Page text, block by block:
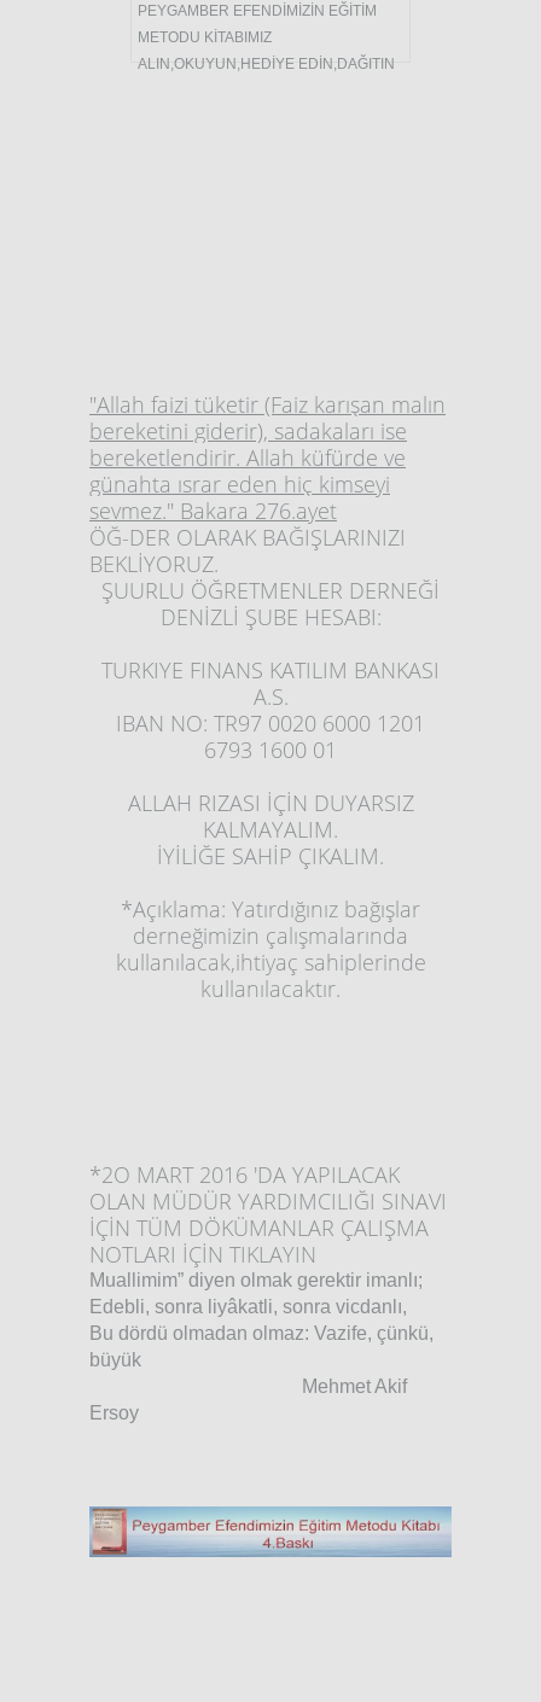
PEYGAMBER EFENDİMİZİN EĞİTİM
METODU KİTABIMIZ
ALIN,OKUYUN,HEDİYE EDİN,DAĞITIN
"Allah faizi tüketir (Faiz karışan malın
bereketini giderir), sadakaları ise
bereketlendirir. Allah küfürde ve
günahta ısrar eden hiç kimseyi
sevmez." Bakara 276.ayet
ÖĞ-DER OLARAK BAĞIŞLARINIZI
BEKLİYORUZ.
ŞUURLU ÖĞRETMENLER DERNEĞİ
DENİZLİ ŞUBE HESABI:
TURKIYE FINANS KATILIM BANKASI
A.S.
IBAN NO: TR97 0020 6000 1201
6793 1600 01
ALLAH RIZASI İÇİN DUYARSIZ
KALMAYALIM.
İYİLİĞE SAHİP ÇIKALIM.
*Açıklama: Yatırdığınız bağışlar
derneğimizin çalışmalarında
kullanılacak,ihtiyaç sahiplerinde
kullanılacaktır.
*2O MART 2016 'DA YAPILACAK
OLAN MÜDÜR YARDIMCILIĞI SINAVI
İÇİN TÜM DÖKÜMANLAR ÇALIŞMA
NOTLARI İÇİN TIKLAYIN
Muallimim” diyen olmak gerektir imanlı;
Edebli, sonra liyâkatli, sonra vicdanlı,
Bu dördü olmadan olmaz: Vazife, çünkü,
büyük
Mehmet Akif
Ersoy